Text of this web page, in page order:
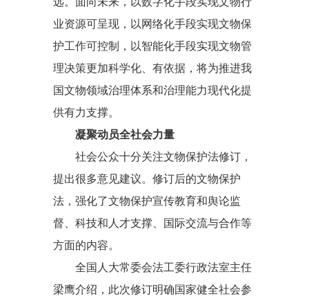
业资源可呈现，以网络化手段实现文物保
护工作可控制，以智能化手段实现文物管
理决策更加科学化、有依据，将为推进我
国文物领域治理体系和治理能力现代化提
供有力支撑。
凝聚动员全社会力量
社会公众十分关注文物保护法修订，
提出很多意见建议。修订后的文物保护
法，强化了文物保护宣传教育和舆论监
督、科技和人才支撑、国际交流与合作等
方面的内容。
全国人大常委会法工委行政法室主任
梁鹰介绍，此次修订明确国家健全社会参